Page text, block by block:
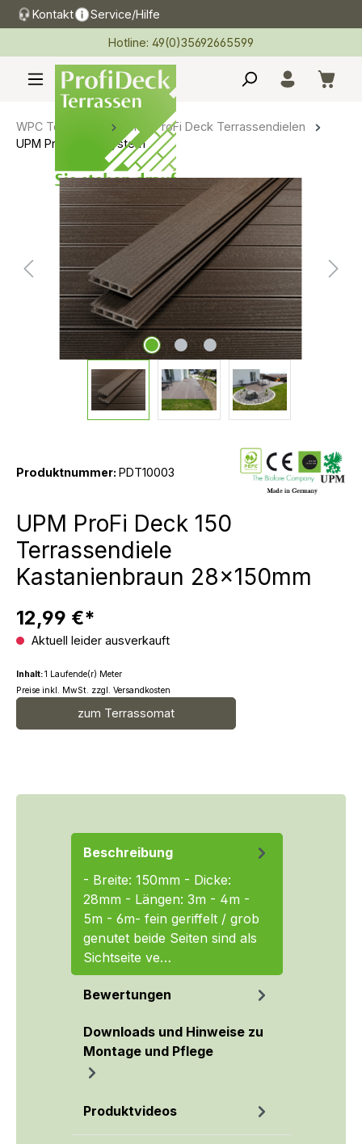
springen
Kontakt Service/Hilfe
Hotline: 49(0)35692665599
WPC Terrassen
UPM ProFi Deck Terrassendielen
UPM ProFi Klick System
Produktnummer: PDT10003
UPM ProFi Deck 150
Terrassendiele
Kastanienbraun 28x150mm
12,99 €*
Aktuell leider ausverkauft
Inhalt:1 Laufende(r) Meter
Preise inkl. MwSt. zzgl. Versandkosten
zum Terrassomat
Beschreibung
- Breite: 150mm - Dicke:
28mm - Längen: 3m - 4m -
5m - 6m- fein geriffelt / grob
genutet beide Seiten sind als
Sichtseite ve…
Bewertungen
Downloads und Hinweise zu
Montage und Pflege
Produktvideos